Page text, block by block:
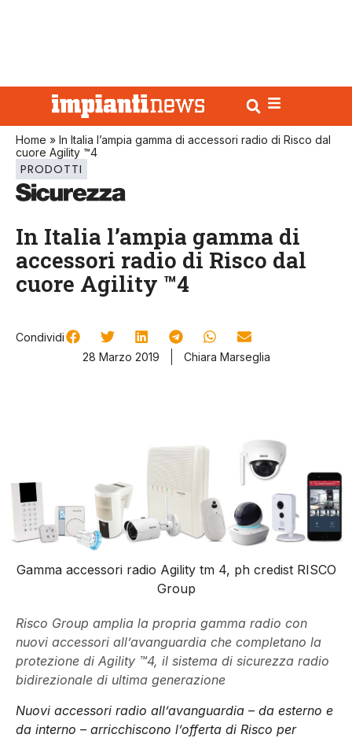
Home » In Italia l’ampia gamma di accessori radio di Risco dal
cuore Agility ™4
PRODOTTI
In Italia l’ampia gamma di
accessori radio di Risco dal
cuore Agility ™4
Condividi
28 Marzo 2019
Chiara Marseglia
Gamma accessori radio Agility tm 4, ph credist RISCO
Group
Risco Group amplia la propria gamma radio con
nuovi accessori all’avanguardia che completano la
protezione di Agility ™4, il sistema di sicurezza radio
bidirezionale di ultima generazione
Nuovi accessori radio all’avanguardia – da esterno e
da interno – arricchiscono l’offerta di Risco per